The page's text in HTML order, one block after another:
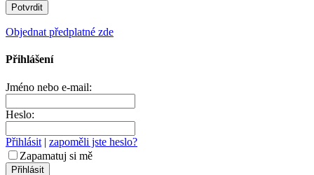
Objednat předplatné zde
Přihlášení
Jméno nebo e-mail:
Heslo:
Přihlásit | zapoměli jste heslo?
Zapamatuj si mě